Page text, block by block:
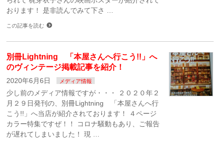
おります！ 是非読んでみて下さ …
この記事を読む
別冊Lightning 「本屋さんへ行こう!!」へ
のヴィンテージ掲載記事を紹介！
2020年6月6日 メディア情報
少し前のメディア情報ですが・・・ ２０２０年２
月２９日発刊の、別冊Lightning 「本屋さんへ行
こう!!」へ当店が紹介されております！ ４ページ
カラー特集ですぜ！！ コロナ騒動もあり、ご報告
が遅れてしまいました！ 現 …